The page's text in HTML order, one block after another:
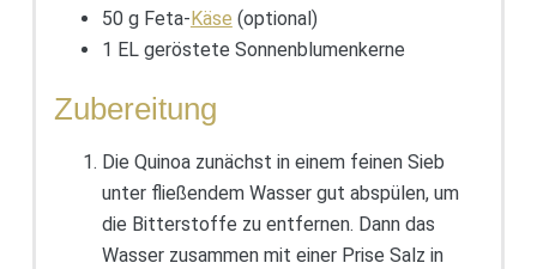
50 g Feta- Käse (optional)
1 EL geröstete Sonnenblumenkerne
Zubereitung
Die Quinoa zunächst in einem feinen Sieb
unter fließendem Wasser gut abspülen, um
die Bitterstoffe zu entfernen. Dann das
Wasser zusammen mit einer Prise Salz in